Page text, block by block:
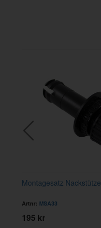
Montagesatz
Artnr: MSA33
195 kr